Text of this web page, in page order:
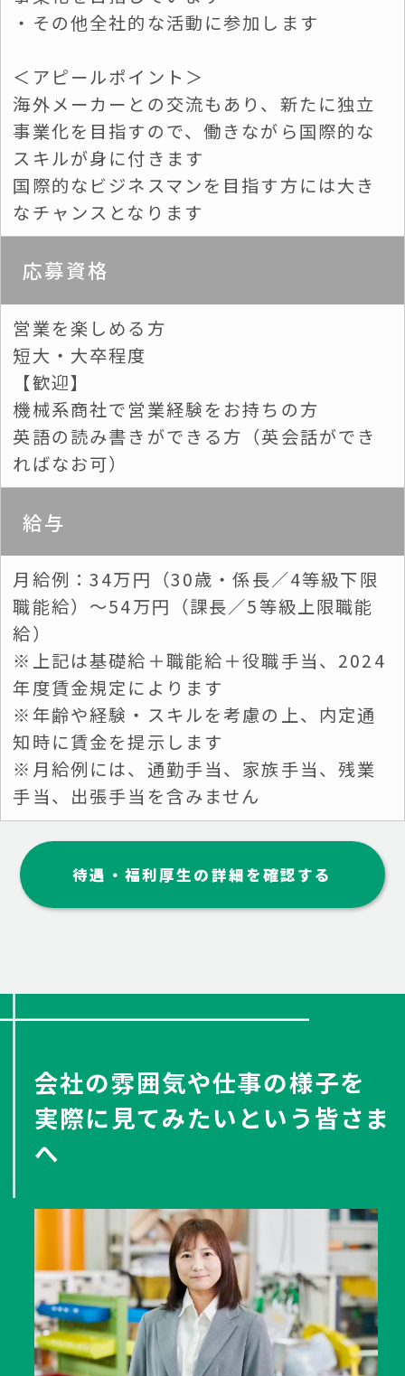
・その他全社的な活動に参加します
＜アピールポイント＞
海外メーカーとの交流もあり、新たに独立
事業化を目指すので、働きながら国際的な
スキルが身に付きます
国際的なビジネスマンを目指す方には大き
なチャンスとなります
応募資格
営業を楽しめる方
短大・大卒程度
【歓迎】
機械系商社で営業経験をお持ちの方
英語の読み書きができる方（英会話ができ
ればなお可）
給与
月給例：34万円（30歳・係長／4等級下限
職能給）～54万円（課長／5等級上限職能
給）
※上記は基礎給＋職能給＋役職手当、2024
年度賃金規定によります
※年齢や経験・スキルを考慮の上、内定通
知時に賃金を提示します
※月給例には、通勤手当、家族手当、残業
手当、出張手当を含みません
待遇・福利厚生の詳細を確認する
会社の雰囲気や仕事の様子を
実際に見てみたいという皆さま
へ